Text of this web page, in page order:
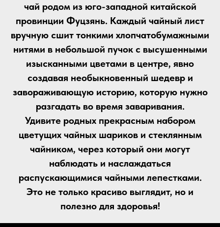
чай родом из юго-западной китайской
провинции Фуцзянь. Каждый чайный лист
вручную сшит тонкими хлопчатобумажными
нитями в небольшой пучок с высушенными
изысканными цветами в центре, явно
создавая необыкновенный шедевр и
завораживающую историю, которую нужно
разгадать во время заваривания.
Удивите родных прекрасным набором
цветущих чайных шариков и стеклянным
чайником, через который они могут
наблюдать и наслаждаться
распускающимися чайными лепестками.
Это не только красиво выглядит, но и
полезно для здоровья!